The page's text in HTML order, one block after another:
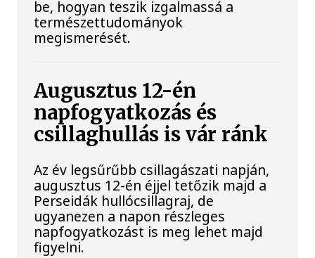
be, hogyan teszik izgalmassá a
természettudományok
megismerését.
Augusztus 12-én
napfogyatkozás és
csillaghullás is vár ránk
Az év legsűrűbb csillagászati napján,
augusztus 12-én éjjel tetőzik majd a
Perseidák hullócsillagraj, de
ugyanezen a napon részleges
napfogyatkozást is meg lehet majd
figyelni.